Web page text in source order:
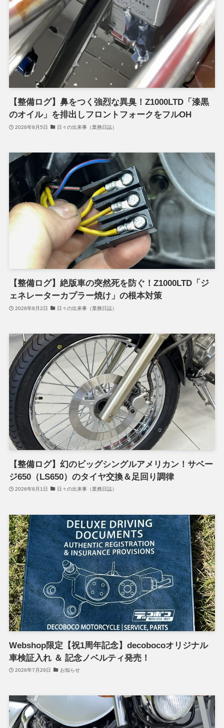
【整備ログ】鼻をつく強烈な異臭！Z1000LTD「漆黒
のオイル」を排出しフロントフォークをフルOH
2026年8月5日 日々の出来事（業務日誌）
【整備ログ】絶版車の突然死を防ぐ！Z1000LTD「ジ
ェネレーターカプラー焼け」の根本対策
2026年8月2日 日々の出来事（業務日誌）
【整備ログ】幻のビッグシングルアメリカン！サベー
ジ650（LS650）のタイヤ交換＆足回り調律
2026年8月1日 日々の出来事（業務日誌）
Webshop限定【祝1周年記念】decobocoオリジナル
車検証入れ ＆ 記念ノベルティ発売！
2026年7月29日 お知らせ